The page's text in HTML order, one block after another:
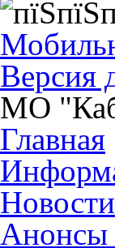
Версия
МО
Главная
Новости
Анонсы